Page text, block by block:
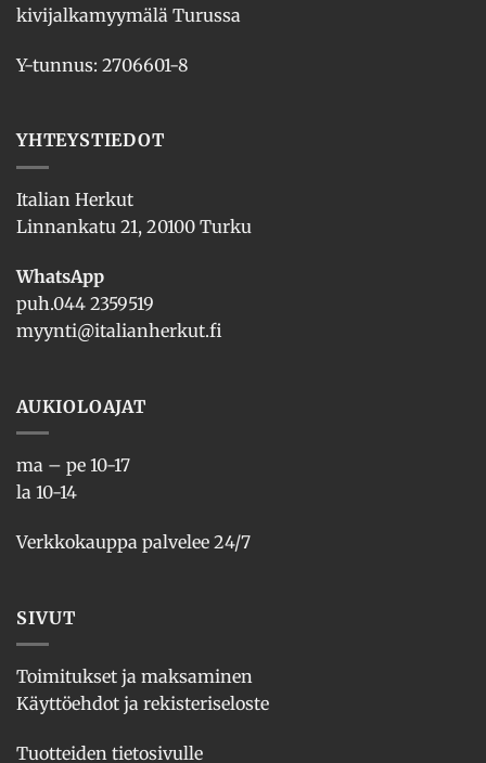
kivijalkamyymälä Turussa
Y-tunnus: 2706601-8
YHTEYSTIEDOT
Italian Herkut
Linnankatu 21, 20100 Turku
WhatsApp
puh.044 2359519
myynti@italianherkut.fi
AUKIOLOAJAT
ma – pe 10-17
la 10-14
Verkkokauppa palvelee 24/7
SIVUT
Toimitukset ja maksaminen
Käyttöehdot ja rekisteriseloste
Tuotteiden tietosivulle